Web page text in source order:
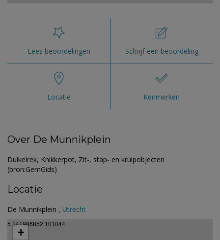
Lees beoordelingen Schrijf een beoordeling
Locatie Kenmerken
Over De Munnikplein
Duikelrek, Knikkerpot, Zit-, stap- en kruipobjecten
(bron:GemGids)
Locatie
De Munnikplein , Utrecht
5.141906852.101044
+